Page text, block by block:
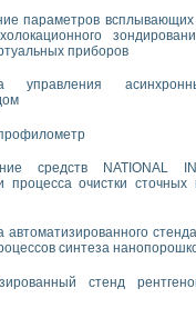
параметров всплывающих
приборов
управления
средств NATIONAL
процесса очистки
автоматизированного
синтеза
стенд